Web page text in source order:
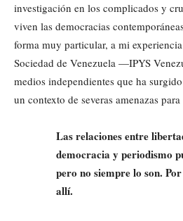
investigación en los complicados y
viven las democracias
forma muy particular, a mi
Sociedad de Venezuela —IPYS
medios independientes que ha
un contexto de severas amenazas
Las relaciones entre
democracia y periodismo
pero no siempre lo son.
allí.